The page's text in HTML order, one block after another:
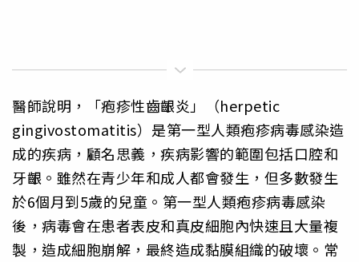
醫師說明，「疱疹性齒齦炎」（herpetic
gingivostomatitis）是第一型人類疱疹病毒感染造
成的疾病，顧名思義，疾病影響的範圍包括口腔和
牙齦。雖然在青少年和成人都會發生，但多數發生
於6個月到5歲的兒童。第一型人類疱疹病毒感染
後，病毒會在患者表皮和真皮細胞內快速且大量複
製，造成細胞崩解，最終造成黏膜組織的破壞。常